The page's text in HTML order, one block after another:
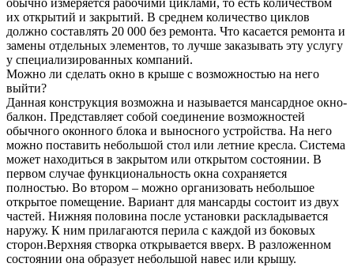
обычно измеряется рабочими циклами, то есть количеством
их открытий и закрытий. В среднем количество циклов
должно составлять 20 000 без ремонта. Что касается ремонта и
замены отдельных элементов, то лучше заказывать эту услугу
у специализированных компаний.
Можно ли сделать окно в крыше с возможностью на него
выйти?
Данная конструкция возможна и называется мансардное окно-
балкон. Представляет собой соединение возможностей
обычного оконного блока и выносного устройства. На него
можно поставить небольшой стол или летние кресла. Система
может находиться в закрытом или открытом состоянии. В
первом случае функциональность окна сохраняется
полностью. Во втором – можно организовать небольшое
открытое помещение. Вариант для мансарды состоит из двух
частей. Нижняя половина после установки раскладывается
наружу. К ним прилагаются перила с каждой из боковых
сторон.Верхняя створка открывается вверх. В разложенном
состоянии она образует небольшой навес или крышу.